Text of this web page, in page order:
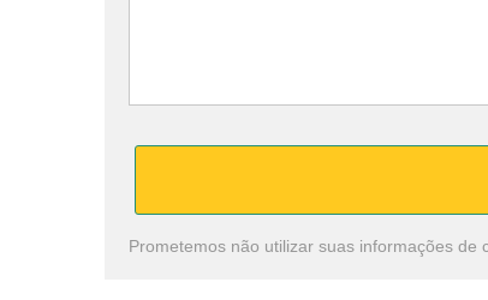
Prometemos não utilizar suas informações de